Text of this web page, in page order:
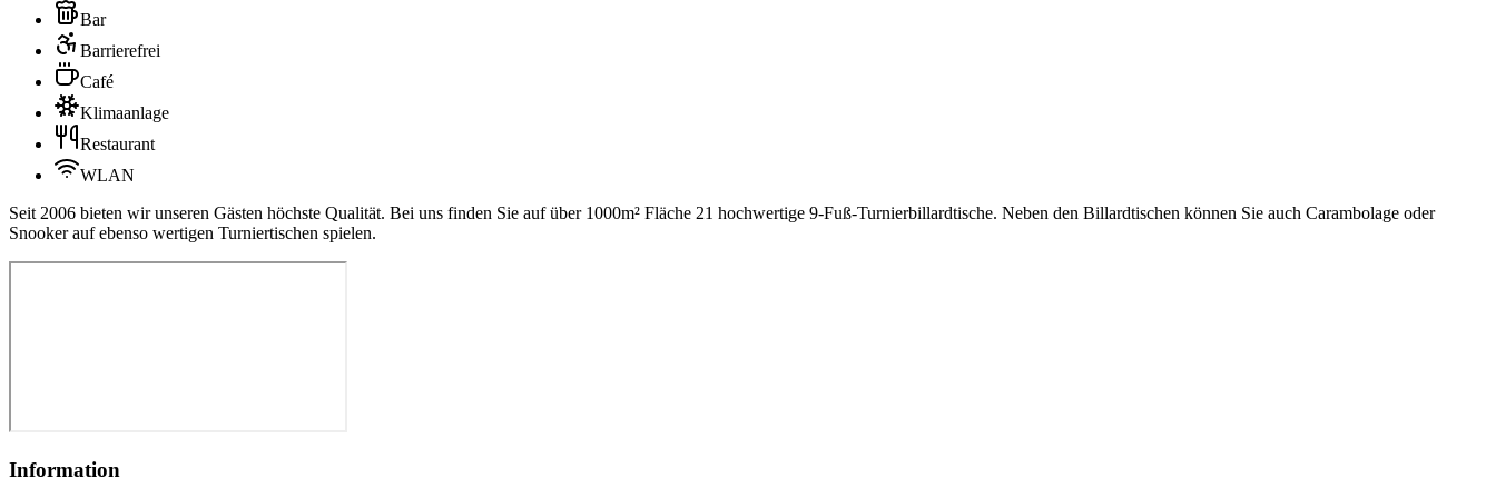
Bar
Barrierefrei
Café
Klimaanlage
Restaurant
WLAN
Seit 2006 bieten wir unseren Gästen höchste Qualität. Bei uns finden Sie auf über 1000m² Fläche 21 hochwertige 9-Fuß-Turnierbillardtische. Neben den Billardtischen können Sie auch Carambolage oder
Snooker auf ebenso wertigen Turniertischen spielen.
Information